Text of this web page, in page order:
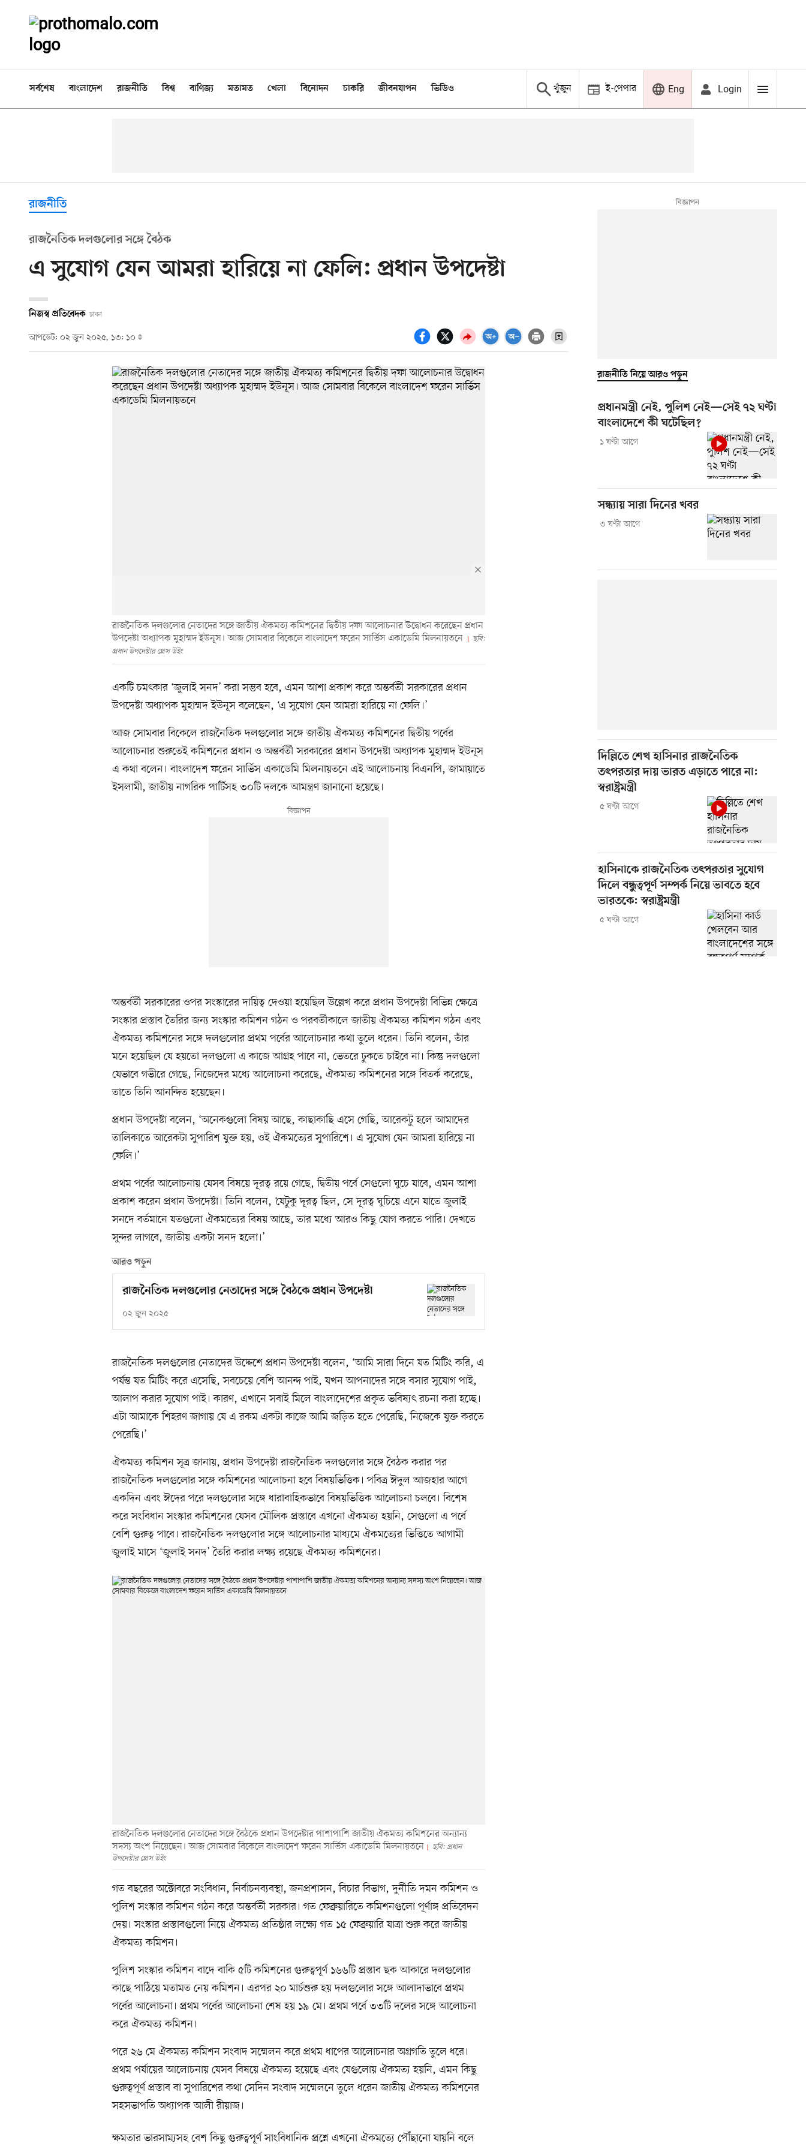
সর্বশেষ বাংলাদেশ রাজনীতি বিশ্ব বাণিজ্য মতামত খেলা বিনোদন চাকরি জীবনযাপন ভিডিও খুঁজুন ই-পেপার Eng Login
রাজনীতি
রাজনৈতিক দলগুলোর সঙ্গে বৈঠক
এ সুযোগ যেন আমরা হারিয়ে না ফেলি: প্রধান উপদেষ্টা
নিজস্ব প্রতিবেদক ঢাকা
আপডেট: ০২ জুন ২০২৫, ১৩: ১০
রাজনৈতিক দলগুলোর নেতাদের সঙ্গে জাতীয় ঐকমত্য কমিশনের দ্বিতীয় দফা আলোচনার উদ্বোধন করেছেন প্রধান
উপদেষ্টা অধ্যাপক মুহাম্মদ ইউনূস। আজ সোমবার বিকেলে বাংলাদেশ ফরেন সার্ভিস একাডেমি মিলনায়তনে
ছবি:
প্রধান উপদেষ্টার প্রেস উইং
একটি চমৎকার ‘জুলাই সনদ’ করা সম্ভব হবে, এমন আশা প্রকাশ করে অন্তর্বর্তী সরকারের প্রধান
উপদেষ্টা অধ্যাপক মুহাম্মদ ইউনূস বলেছেন, ‘এ সুযোগ যেন আমরা হারিয়ে না ফেলি।’
আজ সোমবার বিকেলে রাজনৈতিক দলগুলোর সঙ্গে জাতীয় ঐকমত্য কমিশনের দ্বিতীয় পর্বের
আলোচনার শুরুতেই কমিশনের প্রধান ও অন্তর্বর্তী সরকারের প্রধান উপদেষ্টা অধ্যাপক মুহাম্মদ ইউনূস
এ কথা বলেন। বাংলাদেশ ফরেন সার্ভিস একাডেমি মিলনায়তনে এই আলোচনায় বিএনপি, জামায়াতে
ইসলামী, জাতীয় নাগরিক পার্টিসহ ৩০টি দলকে আমন্ত্রণ জানানো হয়েছে।
অন্তর্বর্তী সরকারের ওপর সংস্কারের দায়িত্ব দেওয়া হয়েছিল উল্লেখ করে প্রধান উপদেষ্টা বিভিন্ন ক্ষেত্রে
সংস্কার প্রস্তাব তৈরির জন্য সংস্কার কমিশন গঠন ও পরবর্তীকালে জাতীয় ঐকমত্য কমিশন গঠন এবং
ঐকমত্য কমিশনের সঙ্গে দলগুলোর প্রথম পর্বের আলোচনার কথা তুলে ধরেন। তিনি বলেন, তাঁর
মনে হয়েছিল যে হয়তো দলগুলো এ কাজে আগ্রহ পাবে না, ভেতরে ঢুকতে চাইবে না। কিন্তু দলগুলো
যেভাবে গভীরে গেছে, নিজেদের মধ্যে আলোচনা করেছে, ঐকমত্য কমিশনের সঙ্গে বিতর্ক করেছে,
তাতে তিনি আনন্দিত হয়েছেন।
প্রধান উপদেষ্টা বলেন, ‘অনেকগুলো বিষয় আছে, কাছাকাছি এসে গেছি, আরেকটু হলে আমাদের
তালিকাতে আরেকটা সুপারিশ যুক্ত হয়, ওই ঐকমত্যের সুপারিশে। এ সুযোগ যেন আমরা হারিয়ে না
ফেলি।’
প্রথম পর্বের আলোচনায় যেসব বিষয়ে দূরত্ব রয়ে গেছে, দ্বিতীয় পর্বে সেগুলো ঘুচে যাবে, এমন আশা
প্রকাশ করেন প্রধান উপদেষ্টা। তিনি বলেন, ‘যেটুকু দূরত্ব ছিল, সে দূরত্ব ঘুচিয়ে এনে যাতে জুলাই
সনদে বর্তমানে যতগুলো ঐকমত্যের বিষয় আছে, তার মধ্যে আরও কিছু যোগ করতে পারি। দেখতে
সুন্দর লাগবে, জাতীয় একটা সনদ হলো।’
আরও পড়ুন
রাজনৈতিক দলগুলোর নেতাদের সঙ্গে বৈঠকে প্রধান উপদেষ্টা
০২ জুন ২০২৫
রাজনৈতিক দলগুলোর নেতাদের উদ্দেশে প্রধান উপদেষ্টা বলেন, ‘আমি সারা দিনে যত মিটিং করি, এ
পর্যন্ত যত মিটিং করে এসেছি, সবচেয়ে বেশি আনন্দ পাই, যখন আপনাদের সঙ্গে বসার সুযোগ পাই,
আলাপ করার সুযোগ পাই। কারণ, এখানে সবাই মিলে বাংলাদেশের প্রকৃত ভবিষ্যৎ রচনা করা হচ্ছে।
এটা আমাকে শিহরণ জাগায় যে এ রকম একটা কাজে আমি জড়িত হতে পেরেছি, নিজেকে যুক্ত করতে
পেরেছি।’
ঐকমত্য কমিশন সূত্র জানায়, প্রধান উপদেষ্টা রাজনৈতিক দলগুলোর সঙ্গে বৈঠক করার পর
রাজনৈতিক দলগুলোর সঙ্গে কমিশনের আলোচনা হবে বিষয়ভিত্তিক। পবিত্র ঈদুল আজহার আগে
একদিন এবং ঈদের পরে দলগুলোর সঙ্গে ধারাবাহিকভাবে বিষয়ভিত্তিক আলোচনা চলবে। বিশেষ
করে সংবিধান সংস্কার কমিশনের যেসব মৌলিক প্রস্তাবে এখনো ঐকমত্য হয়নি, সেগুলো এ পর্বে
বেশি গুরুত্ব পাবে। রাজনৈতিক দলগুলোর সঙ্গে আলোচনার মাধ্যমে ঐকমত্যের ভিত্তিতে আগামী
জুলাই মাসে ‘জুলাই সনদ’ তৈরি করার লক্ষ্য রয়েছে ঐকমত্য কমিশনের।
রাজনৈতিক দলগুলোর নেতাদের সঙ্গে বৈঠকে প্রধান উপদেষ্টার পাশাপাশি জাতীয় ঐকমত্য কমিশনের অন্যান্য
সদস্য অংশ নিয়েছেন। আজ সোমবার বিকেলে বাংলাদেশ ফরেন সার্ভিস একাডেমি মিলনায়তনে
ছবি: প্রধান
উপদেষ্টার প্রেস উইং
গত বছরের অক্টোবরে সংবিধান, নির্বাচনব্যবস্থা, জনপ্রশাসন, বিচার বিভাগ, দুর্নীতি দমন কমিশন ও
পুলিশ সংস্কার কমিশন গঠন করে অন্তর্বর্তী সরকার। গত ফেব্রুয়ারিতে কমিশনগুলো পূর্ণাঙ্গ প্রতিবেদন
দেয়। সংস্কার প্রস্তাবগুলো নিয়ে ঐকমত্য প্রতিষ্ঠার লক্ষ্যে গত ১৫ ফেব্রুয়ারি যাত্রা শুরু করে জাতীয়
ঐকমত্য কমিশন।
পুলিশ সংস্কার কমিশন বাদে বাকি ৫টি কমিশনের গুরুত্বপূর্ণ ১৬৬টি প্রস্তাব ছক আকারে দলগুলোর
কাছে পাঠিয়ে মতামত নেয় কমিশন। এরপর ২০ মার্চশুরু হয় দলগুলোর সঙ্গে আলাদাভাবে প্রথম
পর্বের আলোচনা। প্রথম পর্বের আলোচনা শেষ হয় ১৯ মে। প্রথম পর্বে ৩৩টি দলের সঙ্গে আলোচনা
করে ঐকমত্য কমিশন।
পরে ২৬ মে ঐকমত্য কমিশন সংবাদ সম্মেলন করে প্রথম ধাপের আলোচনার অগ্রগতি তুলে ধরে।
প্রথম পর্যায়ের আলোচনায় যেসব বিষয়ে ঐকমত্য হয়েছে এবং যেগুলোয় ঐকমত্য হয়নি, এমন কিছু
গুরুত্বপূর্ণ প্রস্তাব বা সুপারিশের কথা সেদিন সংবাদ সম্মেলনে তুলে ধরেন জাতীয় ঐকমত্য কমিশনের
সহসভাপতি অধ্যাপক আলী রীয়াজ।
ক্ষমতার ভারসাম্যসহ বেশ কিছু গুরুত্বপূর্ণ সাংবিধানিক প্রশ্নে এখনো ঐকমত্যে পৌঁছানো যায়নি বলে
রাজনীতি নিয়ে আরও পড়ুন
প্রধানমন্ত্রী নেই, পুলিশ নেই—সেই ৭২ ঘণ্টা
বাংলাদেশে কী ঘটেছিল?
১ ঘণ্টা আগে
সন্ধ্যায় সারা দিনের খবর
৩ ঘণ্টা আগে
দিল্লিতে শেখ হাসিনার রাজনৈতিক
তৎপরতার দায় ভারত এড়াতে পারে না:
স্বরাষ্ট্রমন্ত্রী
৫ ঘণ্টা আগে
হাসিনাকে রাজনৈতিক তৎপরতার সুযোগ
দিলে বন্ধুত্বপূর্ণ সম্পর্ক নিয়ে ভাবতে হবে
ভারতকে: স্বরাষ্ট্রমন্ত্রী
৫ ঘণ্টা আগে